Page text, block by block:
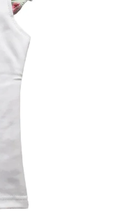
KOJENECKÝ KABÁTEK
195 Kč